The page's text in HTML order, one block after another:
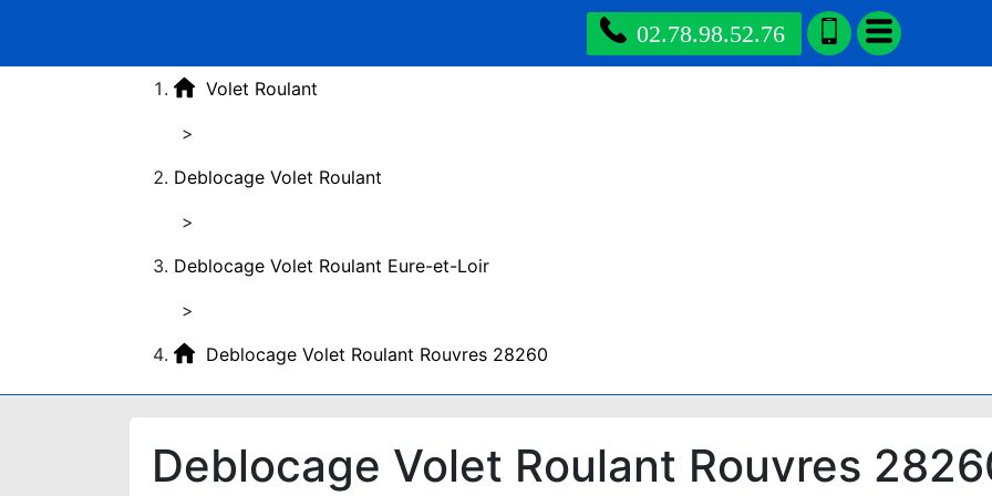
02.78.98.52.76
Volet Roulant
>
Deblocage Volet Roulant
>
Deblocage Volet Roulant Eure-et-Loir
>
Deblocage Volet Roulant Rouvres 28260
Deblocage Volet Roulant Rouvres